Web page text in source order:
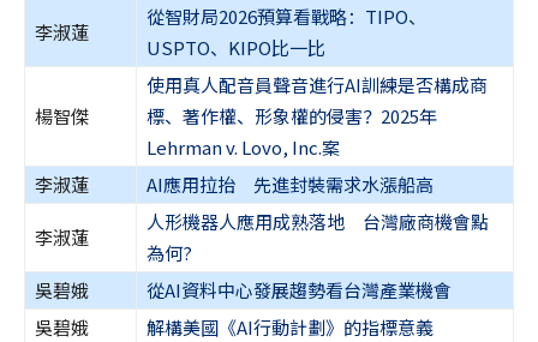
李淑蓮
從智財局2026預算看戰略：TIPO、
USPTO、KIPO比一比
楊智傑
使用真人配音員聲音進行AI訓練是否構成商
標、著作權、形象權的侵害？2025年
Lehrman v. Lovo, Inc.案
李淑蓮
AI應用拉抬 先進封裝需求水漲船高
李淑蓮
人形機器人應用成熟落地 台灣廠商機會點
為何?
吳碧娥
從AI資料中心發展趨勢看台灣產業機會
吳碧娥
解構美國《AI行動計劃》的指標意義